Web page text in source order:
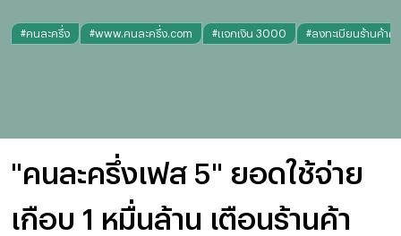
#คนละครึ่ง #www.คนละครึ่ง.com #แจกเงิน 3000 #ลงทะเบียนร้านค้าค
"คนละครึ่งเฟส 5" ยอดใช้จ่าย
เกือบ 1 หมื่นล้าน เตือนร้านค้า